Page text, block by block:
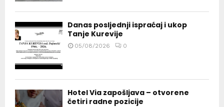
Danas posljednji ispraćaj i ukop
Tanje Kurevije
05/08/2026 0
Hotel Via zapošljava – otvorene
četiri radne pozicije